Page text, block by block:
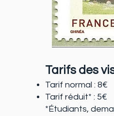
Tarifs des
Tarif normal : 8€
Tarif réduit* : 5€
*Étudiants,